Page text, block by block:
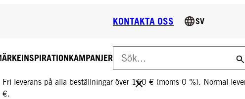
GRATIS LEVERANS PÅ ALLA BESTÄLLNINGAR ÖVER 160 €!
Fri leverans på alla beställningar över 160 € (moms 0 %). Normal
€.
INSPIRATIONKAMPANJER
KONTAKTA OSS SV